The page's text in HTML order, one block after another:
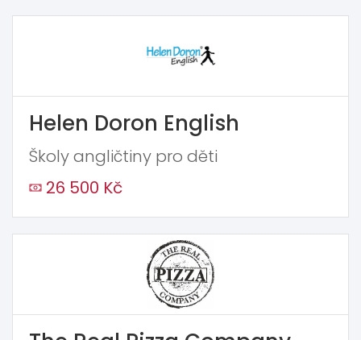
Helen Doron English
Školy angličtiny pro děti
26 500 Kč